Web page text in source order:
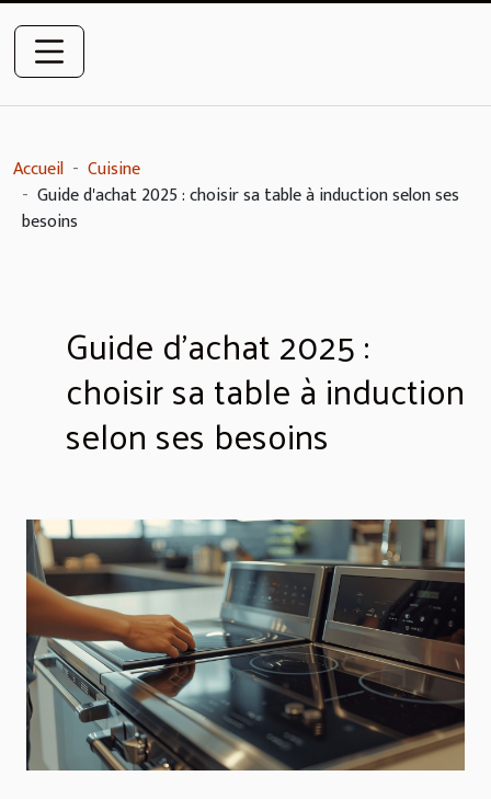
Accueil
Cuisine
Guide d'achat 2025 : choisir sa table à induction selon ses
besoins
Guide d'achat 2025 :
choisir sa table à induction
selon ses besoins